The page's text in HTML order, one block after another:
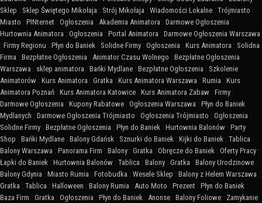
Sklep : Sklep Świętego Mikołaja : Strój Mikołaja : Wiadomości Lokalne : Trójmiasto :
Miasto : PINternet : Ogłoszenia : Akademia Animatora : Darmowe Ogłoszenia :
Hurtownia Animatora : Ogłoszenia : Portal Animatora : Darmowe Ogłoszenia Warszawa
: Firmy Regionu : Płyn do Baniek : Solidne Firmy : Ogłoszenia : Kurs Animatora : Solidna
Firma : Bezpłatne Ogłoszenia : Animator Czasu Wolnego : Bezpłatne Ogłoszenia
Warszawa : sklep animatora : Bańki Mydlane : Bezpłatne Ogłoszenia : Szkolenie
Animatorów : Kurs Animatora : Gratka : Kurs Animatora Warszawa : Rumia : Kurs
Animatora Poznań : Kurs Animatora Katowice : Kurs Animatora Zabaw : Firmy :
Darmowe Ogłoszenia : Kupony Rabatowe : Ogłoszenia Warszawa : Płyn do Baniek
Mydlanych : Darmowe Ogłoszenia Trójmiasto : Ogłoszenia Trójmiasto : Ogłoszenia :
Solidne Firmy : Bezpłatne Ogłoszenia : Płyn do Baniek : Hurtownia Balonów : Party
Shop : Bańki Mydlane : Balony Gdańsk : Sznurki do Baniek : Kijki do Baniek : Tablica :
Balony Warszawa : Panorama Firm : Balony : Gratka : Obręcze do Baniek : Oferty Pracy :
Łapki do Baniek : Hurtownia Balonów : Tablica : Balony : Gratka : Balony Urodzinowe :
Balony Gdynia : Miasto Rumia : Fotobudka : Wesele Sklep : Balony z Helem Warszawa :
Gratka : Tablica : Halloween : Balony Rumia : Auto Moto : Prezent : Płyn do Baniek :
Baza Firm : Gratka : Ogłoszenia : Płyn do Baniek : Anonse : Balony Foliowe : Zamykanie